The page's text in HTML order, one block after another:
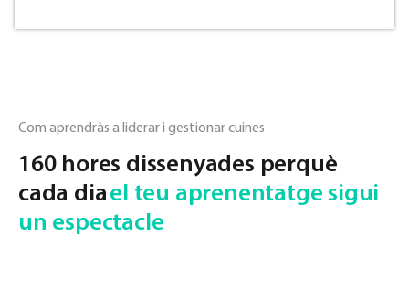
Com aprendràs a liderar i gestionar cuines
160 hores dissenyades perquè
cada diael teu aprenentatge sigui
un espectacle